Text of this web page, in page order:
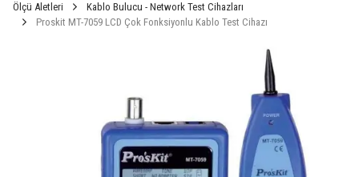
Ölçü Aletleri
Kablo Bulucu - Network Test Cihazları
Proskit MT-7059 LCD Çok Fonksiyonlu Kablo Test Cihazı